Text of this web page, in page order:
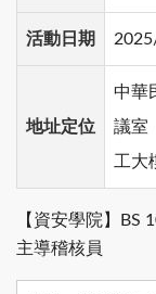
活動日期
地址定位
中華
議室
工大
【資安學院】BS
主導稽核員